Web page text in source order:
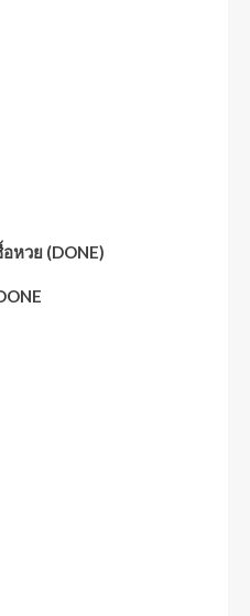
หวย (DONE)